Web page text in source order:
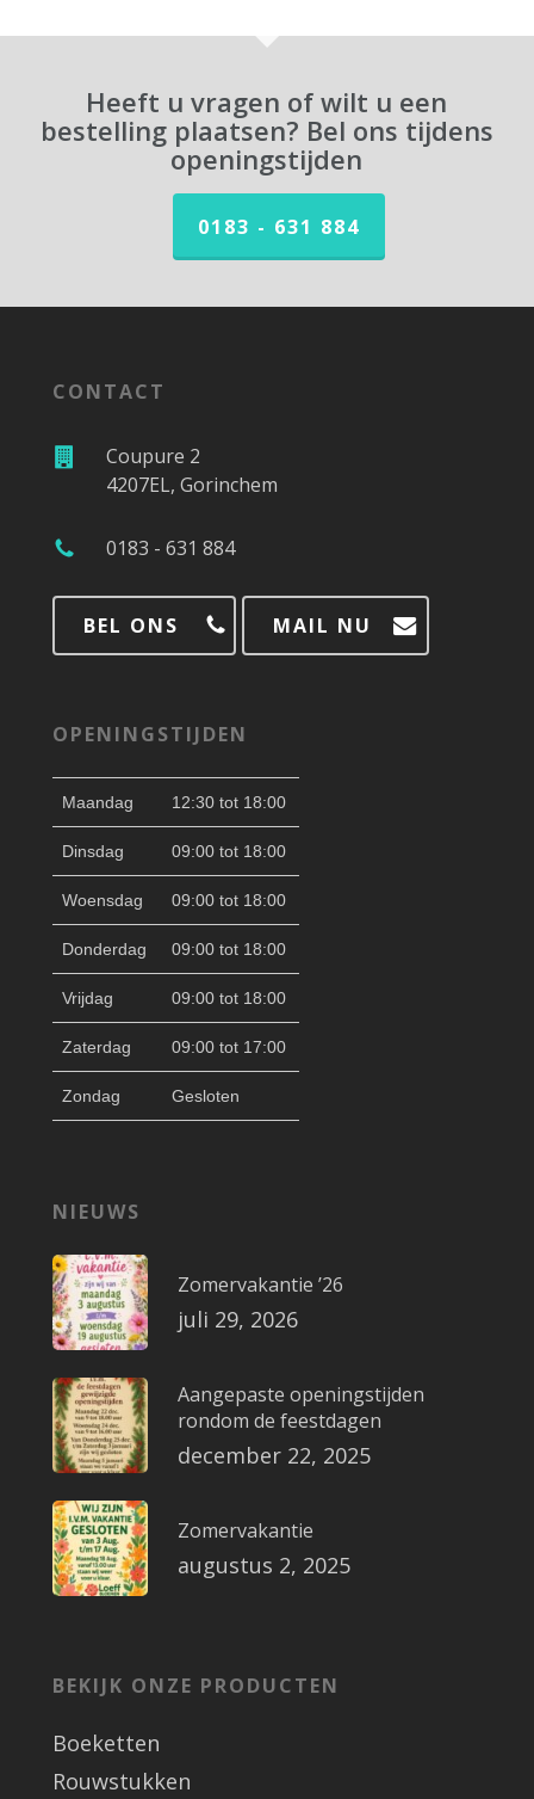
Heeft u vragen of wilt u een
bestelling plaatsen? Bel ons tijdens
openingstijden
0183 - 631 884
CONTACT
Coupure 2
4207EL, Gorinchem
0183 - 631 884
BEL ONS MAIL NU
OPENINGSTIJDEN
Maandag 12:30 tot 18:00
Dinsdag 09:00 tot 18:00
Woensdag 09:00 tot 18:00
Donderdag 09:00 tot 18:00
Vrijdag 09:00 tot 18:00
Zaterdag 09:00 tot 17:00
Zondag Gesloten
NIEUWS
Zomervakantie ’26
juli 29, 2026
Aangepaste openingstijden
rondom de feestdagen
december 22, 2025
Zomervakantie
augustus 2, 2025
BEKIJK ONZE PRODUCTEN
Boeketten
Rouwstukken